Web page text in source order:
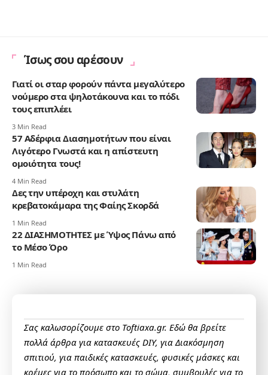
Ίσως σου αρέσουν
Γιατί οι σταρ φορούν πάντα μεγαλύτερο
νούμερο στα ψηλοτάκουνα και το πόδι
τους επιπλέει
3 Min Read
57 Αδέρφια Διασημοτήτων που είναι
Λιγότερο Γνωστά και η απίστευτη
ομοιότητα τους!
4 Min Read
Δες την υπέροχη και στυλάτη
κρεβατοκάμαρα της Φαίης Σκορδά
1 Min Read
22 ΔΙΑΣΗΜΟΤΗΤΕΣ με Ύψος Πάνω από
το Μέσο Όρο
1 Min Read
Σας καλωσορίζουμε στο Toftiaxa.gr. Εδώ θα βρείτε
πολλά άρθρα για κατασκευές DIY, για Διακόσμηση
σπιτιού, για παιδικές κατασκευές, φυσικές μάσκες και
κρέμες για το πρόσωπο και το σώμα, συμβουλές για το